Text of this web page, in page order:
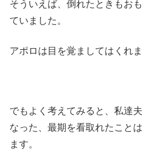
そういえば、倒れたときもお
ていました。
アポロは目を覚ましてはくれ
でもよく考えてみると、私達
なった、最期を看取れたこと
ます。